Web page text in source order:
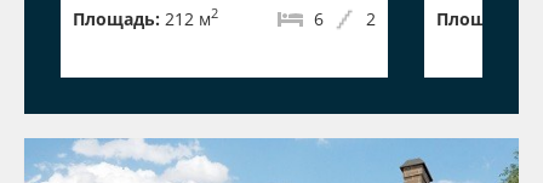
Площадь: 212 м2 2
6 Площадь: